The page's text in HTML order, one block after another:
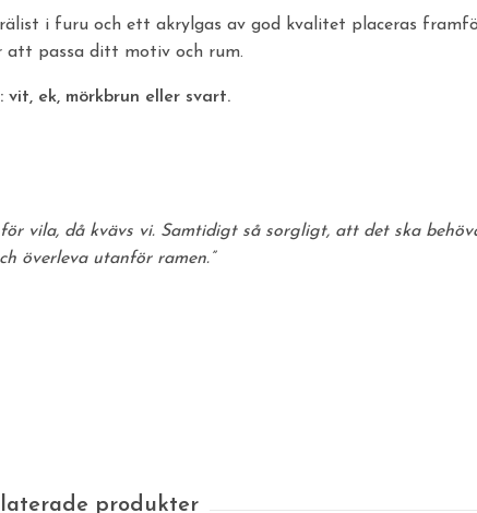
i furu och ett akrylgas av god kvalitet placeras
att passa ditt motiv och rum.
ek, mörkbrun eller svart.
vila, då kvävs vi. Samtidigt så sorgligt, att det ska
överleva utanför ramen.”